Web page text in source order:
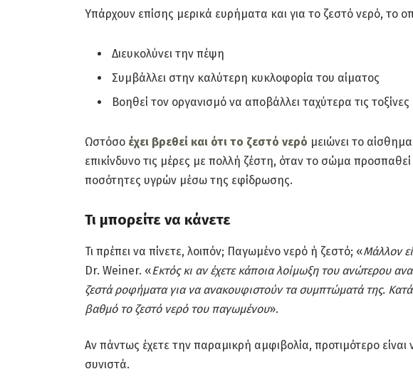
Υπάρχουν επίσης μερικά ευρήματα και για το ζεστό νερό, το
Διευκολύνει την πέψη
Συμβάλλει στην καλύτερη κυκλοφορία του αίματος
Βοηθεί τον οργανισμό να αποβάλλει ταχύτερα τις τοξίνες
Ωστόσο έχει βρεθεί και ότι το ζεστό νερό μειώνει το
επικίνδυνο τις μέρες με πολλή ζέστη, όταν το σώμα
ποσότητες υγρών μέσω της εφίδρωσης.
Τι μπορείτε να κάνετε
Τι πρέπει να πίνετε, λοιπόν; Παγωμένο νερό ή ζεστό; «Μάλλον
Dr. Weiner. «Εκτός κι αν έχετε κάποια λοίμωξη του ανώτερου
ζεστά ροφήματα για να ανακουφιστούν τα συμπτώματά της. Κατά
βαθμό το ζεστό νερό του παγωμένου».
Αν πάντως έχετε την παραμικρή αμφιβολία, προτιμότερο
συνιστά.